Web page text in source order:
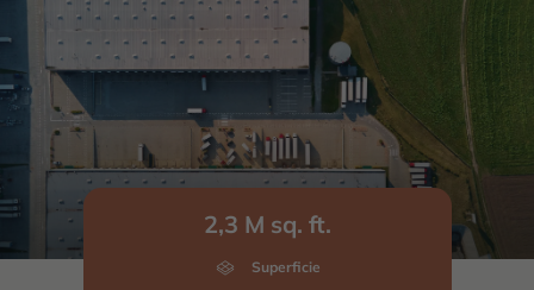
2,3 M sq. ft.
Superficie